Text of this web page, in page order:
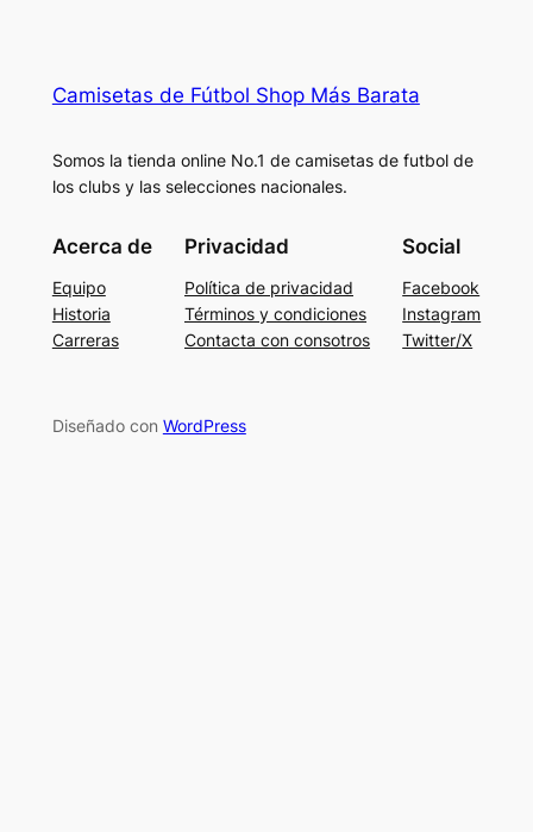
Camisetas de Fútbol Shop Más Barata
Somos la tienda online No.1 de camisetas de futbol de
los clubs y las selecciones nacionales.
Acerca de
Equipo
Historia
Carreras
Privacidad
Política de privacidad
Términos y condiciones
Contacta con consotros
Social
Facebook
Instagram
Twitter/X
Diseñado con WordPress